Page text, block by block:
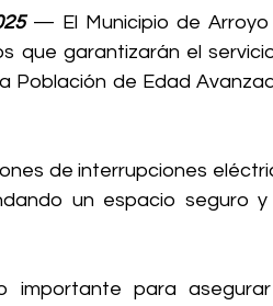
— El Municipio de Arroyo
que garantizarán el
Población de Edad
de interrupciones
un espacio seguro
importante para